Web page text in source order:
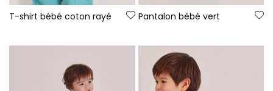
T-shirt bébé coton rayé Pantalon bébé vert